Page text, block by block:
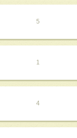
5
1
4